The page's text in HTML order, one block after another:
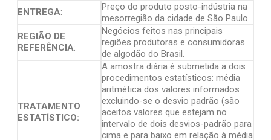
ENTREGA:
Preço do produto posto-indústria na
mesorregião da cidade de São Paulo.
REGIÃO DE
REFERÊNCIA:
Negócios feitos nas principais
regiões produtoras e consumidoras
de algodão do Brasil.
TRATAMENTO
ESTATÍSTICO:
A amostra diária é submetida a dois
procedimentos estatísticos: média
aritmética dos valores informados
excluindo-se o desvio padrão (são
aceitos valores que estejam no
intervalo de dois desvios-padrão para
cima e para baixo em relação à média